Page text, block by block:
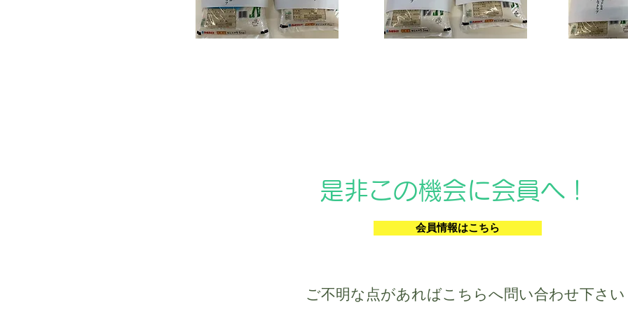
是非この機会に会員へ！
会員情報はこちら
ご不明な点があればこちらへ問い合わせ下さい